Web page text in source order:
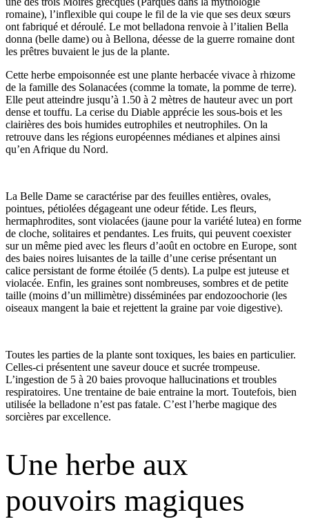
romaine), l’inflexible qui coupe le fil de la vie que ses deux sœurs
ont fabriqué et déroulé. Le mot belladona renvoie à l’italien Bella
donna (belle dame) ou à Bellona, déesse de la guerre romaine dont
les prêtres buvaient le jus de la plante.
Cette herbe empoisonnée est une plante herbacée vivace à rhizome
de la famille des Solanacées (comme la tomate, la pomme de terre).
Elle peut atteindre jusqu’à 1.50 à 2 mètres de hauteur avec un port
dense et touffu. La cerise du Diable apprécie les sous-bois et les
clairières des bois humides eutrophiles et neutrophiles. On la
retrouve dans les régions européennes médianes et alpines ainsi
qu’en Afrique du Nord.
La Belle Dame se caractérise par des feuilles entières, ovales,
pointues, pétiolées dégageant une odeur fétide. Les fleurs,
hermaphrodites, sont violacées (jaune pour la variété lutea) en forme
de cloche, solitaires et pendantes. Les fruits, qui peuvent coexister
sur un même pied avec les fleurs d’août en octobre en Europe, sont
des baies noires luisantes de la taille d’une cerise présentant un
calice persistant de forme étoilée (5 dents). La pulpe est juteuse et
violacée. Enfin, les graines sont nombreuses, sombres et de petite
taille (moins d’un millimètre) disséminées par endozoochorie (les
oiseaux mangent la baie et rejettent la graine par voie digestive).
Toutes les parties de la plante sont toxiques, les baies en particulier.
Celles-ci présentent une saveur douce et sucrée trompeuse.
L’ingestion de 5 à 20 baies provoque hallucinations et troubles
respiratoires. Une trentaine de baie entraine la mort. Toutefois, bien
utilisée la belladone n’est pas fatale. C’est l’herbe magique des
sorcières par excellence.
Une herbe aux
pouvoirs magiques